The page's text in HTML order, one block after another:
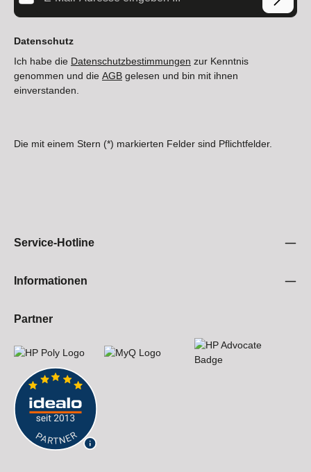
Datenschutz
Ich habe die Datenschutzbestimmungen zur Kenntnis
genommen und die AGB gelesen und bin mit ihnen
einverstanden.
Die mit einem Stern (*) markierten Felder sind Pflichtfelder.
Service-Hotline
Informationen
Partner